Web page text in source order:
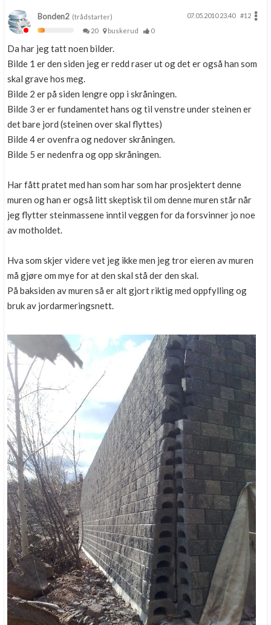
Bonden2 (trådstarter) 07.05.2010 23.40
#12
20
buskerud 0
Da har jeg tatt noen bilder.
Bilde 1 er den siden jeg er redd raser ut og det er også han som
skal grave hos meg.
Bilde 2 er på siden lengre opp i skråningen.
Bilde 3 er er fundamentet hans og til venstre under steinen er
det bare jord (steinen over skal flyttes)
Bilde 4 er ovenfra og nedover skråningen.
Bilde 5 er nedenfra og opp skråningen.
Har fått pratet med han som har som har prosjektert denne
muren og han er også litt skeptisk til om denne muren står når
jeg flytter steinmassene inntil veggen for da forsvinner jo noe
av motholdet.
Hva som skjer videre vet jeg ikke men jeg tror eieren av muren
må gjøre om mye for at den skal stå der den skal.
På baksiden av muren så er alt gjort riktig med oppfylling og
bruk av jordarmeringsnett.